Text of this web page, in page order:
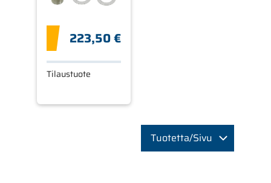
223,50 €
Tilaustuote
Tuotetta/Sivu